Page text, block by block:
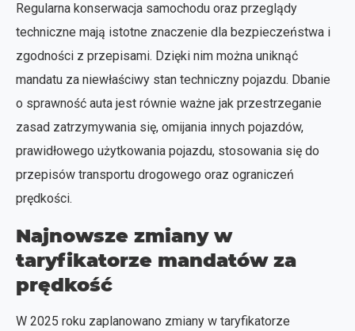
Regularna konserwacja samochodu oraz przeglądy
techniczne mają istotne znaczenie dla bezpieczeństwa i
zgodności z przepisami. Dzięki nim można uniknąć
mandatu za niewłaściwy stan techniczny pojazdu. Dbanie
o sprawność auta jest równie ważne jak przestrzeganie
zasad zatrzymywania się, omijania innych pojazdów,
prawidłowego użytkowania pojazdu, stosowania się do
przepisów transportu drogowego oraz ograniczeń
prędkości.
Najnowsze zmiany w
taryfikatorze mandatów za
prędkość
W 2025 roku zaplanowano zmiany w taryfikatorze